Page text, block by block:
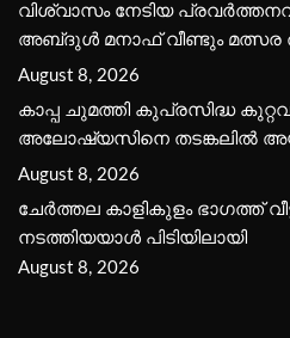
വിശ്വാസം നേടിയ
അബ്‌ദുൾ മനാഫ് വീണ്ടും മത്സര
August 8, 2026
കാപ്പ ചുമത്തി കുപ്രസിദ്ധ
അലോഷ്യസിനെ തടങ്കലിൽ
August 8, 2026
ചേർത്തല കാളികുളം ഭാഗത്ത്
നടത്തിയയാൾ പിടിയിലായി
August 8, 2026